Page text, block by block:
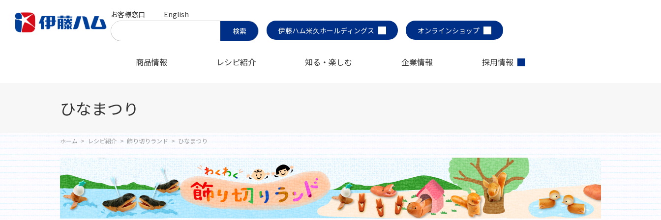
お客様窓口
English
伊藤ハム米久ホールディングス
オンラインショップ
商品情報 レシピ紹介 知る・楽しむ 企業情報 採用情報
ひなまつり
ホーム > レシピ紹介 > 飾り切りランド > ひなまつり